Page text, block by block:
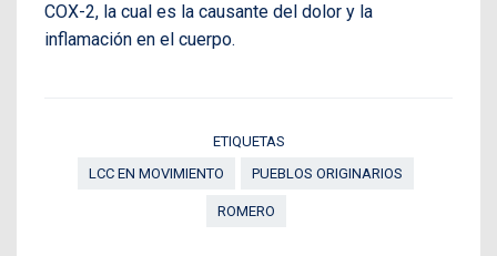
COX-2, la cual es la causante del dolor y la
inflamación en el cuerpo.
ETIQUETAS
LCC EN MOVIMIENTO
PUEBLOS ORIGINARIOS
ROMERO